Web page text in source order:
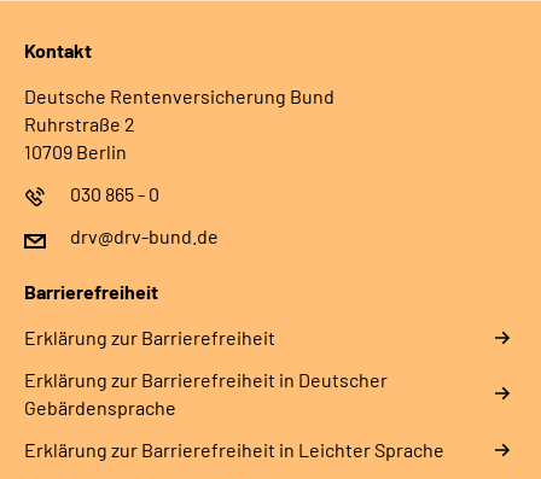
Kontakt
Deutsche Rentenversicherung Bund
Ruhrstraße 2
10709 Berlin
030 865 - 0
drv@drv-bund.de
Barrierefreiheit
Erklärung zur Barrierefreiheit
Erklärung zur Barrierefreiheit in Deutscher
Gebärdensprache
Erklärung zur Barrierefreiheit in Leichter Sprache